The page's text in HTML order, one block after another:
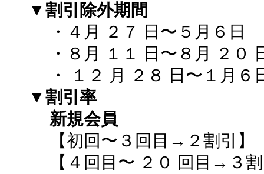
▼割引除外期間
・４月 ２７ 日〜５月６日
・８月 １１ 日〜８月 ２０
・ １２ 月 ２８ 日〜１月６
▼割引率
新規会員
【初回〜３回目→２割引】
【４回目〜 ２０ 回目→３